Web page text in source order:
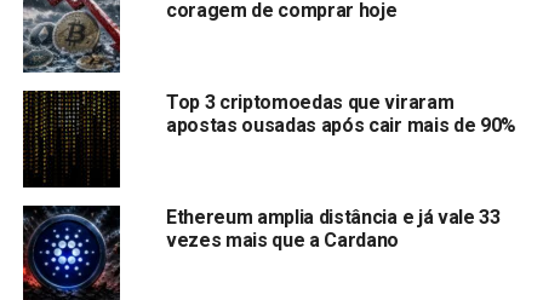
mercado e reforçando as percepções de força dentro do
mercado Cardano.
Desde o início de novembro, opreço do ADA aumentou
em 195%, alcançando níveis não vistos desde 2022. Se a
substancial compra por grandes investidores reflete um
Fibonacci sugerem que o preço do ADA pode subir para
$2,453 ou até mais, podendo chegar a $8,30. O anterior
recorde histórico do ADA é de $3,10.
coragem de comprar hoje
Top 3 criptomoedas que viraram
apostas ousadas após cair mais de 90%
Ethereum amplia distância e já vale 33
vezes mais que a Cardano